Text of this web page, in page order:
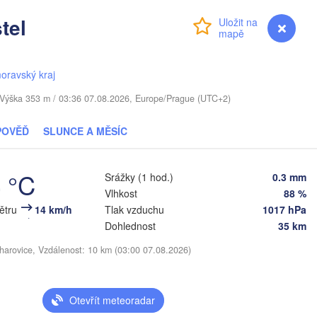
Přihlášení myVentusky Předpověď
kraj
353 m / 03:36 07.08.2026, Europe/Prague (UTC+2)
SLUNCE A MĚSÍC
14 km/h
Srážky (1 hod.)
0.3 mm
Vlhkost
88 %
Tlak vzduchu
1017 hPa
Dohlednost
35 km
Vzdálenost: 10 km (03:00 07.08.2026)
Otevřít meteoradar
Мінск
(Minsk)
(Homieĺ)
Бабруйск
(Babrujsk)
(Zhytomyr)
Чернігів
(Chernihiv)
Мазыр
(Mazyr)
(Mahilioŭ)
Смоленск
BĚLORUSKO
N